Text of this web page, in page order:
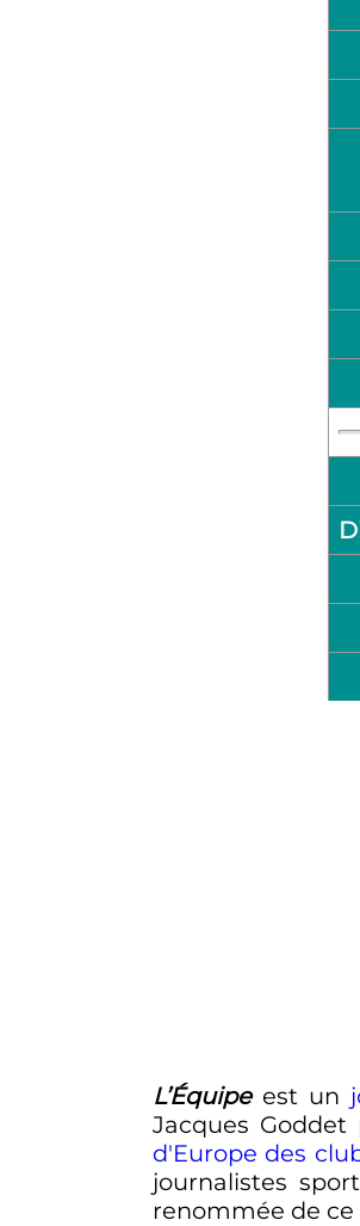
L’Équipeest un
Jacques
d'Europe des
journalistes
renommée de ce